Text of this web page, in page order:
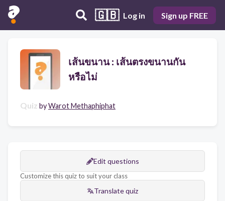
🇬🇧 Log in Sign up FREE
เส้นขนาน : เส้นตรงขนานกัน
หรือไม่
Quiz byWarot Methaphiphat
Edit questions
Customize this quiz to suit your class
Translate quiz